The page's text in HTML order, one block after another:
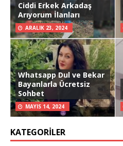
Ciddi Erkek Arkadaş
Arıyorum İlanları
ARALIK 23, 2024
Whatsapp Dul ve Bekar
Bayanlarla Ücretsiz
Sohbet
MAYIS 14, 2024
KATEGORILER